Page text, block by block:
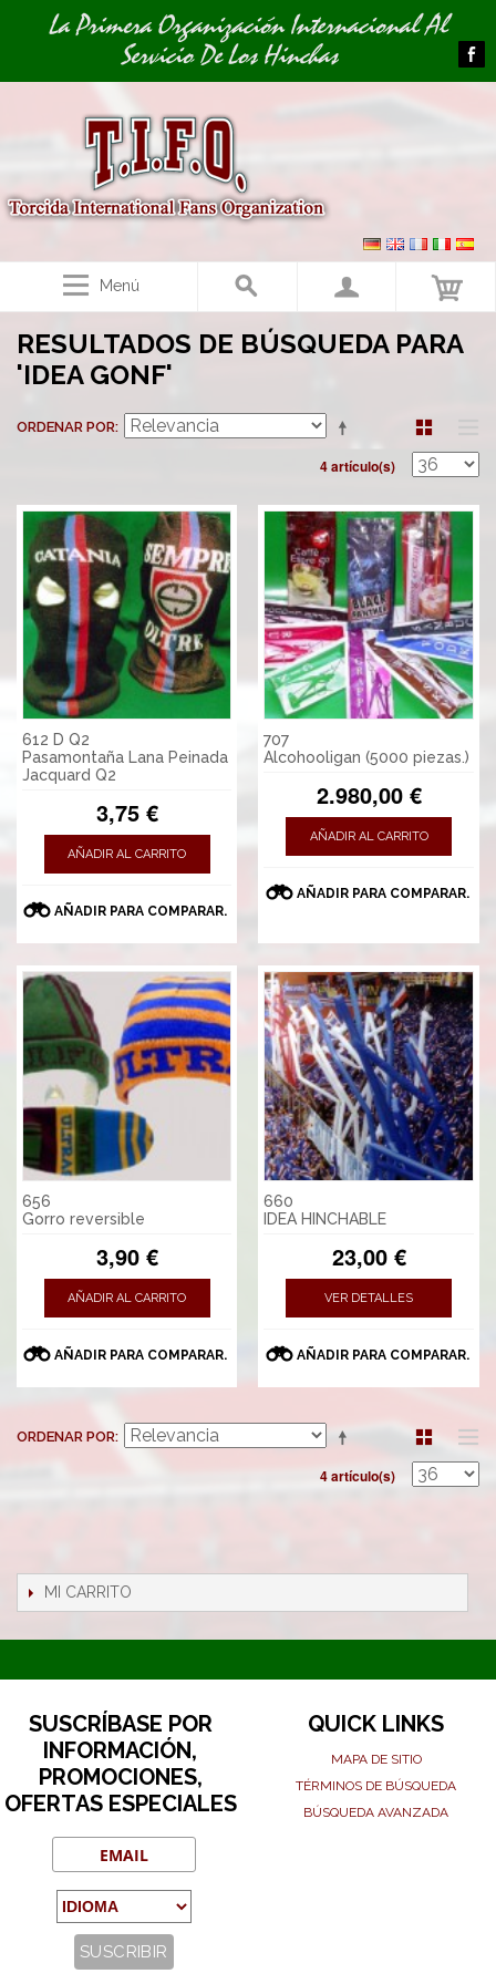
Image 01La Primera Organización Internacional Al
Servicio De Los Hinchas
Menú
RESULTADOS DE BÚSQUEDA PARA
'IDEA GONF'
ORDENAR POR
4 artículo(s)
612 D Q2
Pasamontaña Lana Peinada
Jacquard Q2
3,75 €
AÑADIR AL CARRITO
AÑADIR PARA COMPARAR.
707
Alcohooligan (5000 piezas.)
2.980,00 €
AÑADIR AL CARRITO
AÑADIR PARA COMPARAR.
656
Gorro reversible
3,90 €
AÑADIR AL CARRITO
AÑADIR PARA COMPARAR.
660
IDEA HINCHABLE
23,00 €
VER DETALLES
AÑADIR PARA COMPARAR.
ORDENAR POR
4 artículo(s)
MI CARRITO
SUSCRÍBASE POR
INFORMACIÓN,
PROMOCIONES,
OFERTAS ESPECIALES
QUICK LINKS
MAPA DE SITIO
TÉRMINOS DE BÚSQUEDA
BÚSQUEDA AVANZADA